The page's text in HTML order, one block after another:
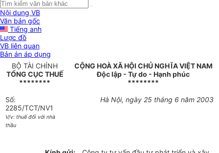
Nội dung VB
Văn bản gốc
Tiếng anh
Lược đồ
VB liên quan
Bản án áp dụng
BỘ TÀI CHÍNH
TỔNG CỤC THUẾ
********
CỘNG HOÀ XÃ HỘI CHỦ NGHĨA VIỆT NAM
Độc lập - Tự do - Hạnh phúc
********
Số:
2285/TCT/NV1
V/v: thuế đối với nhà
thầu
Hà Nội, ngày 25 tháng 6 năm 2003